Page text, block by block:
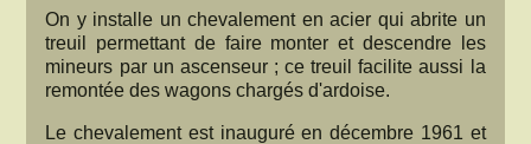
On y installe un chevalement en acier qui abrite un
treuil permettant de faire monter et descendre les
mineurs par un ascenseur ; ce treuil facilite aussi la
remontée des wagons chargés d'ardoise.
Le chevalement est inauguré en décembre 1961 et